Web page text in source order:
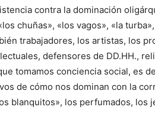
contra la dominación
chuñas», «los vagos», «la
trabajadores, los artistas, los
defensores de DD.HH.,
tomamos conciencia social, es
de cómo nos dominan con la
blanquitos», los perfumados, los